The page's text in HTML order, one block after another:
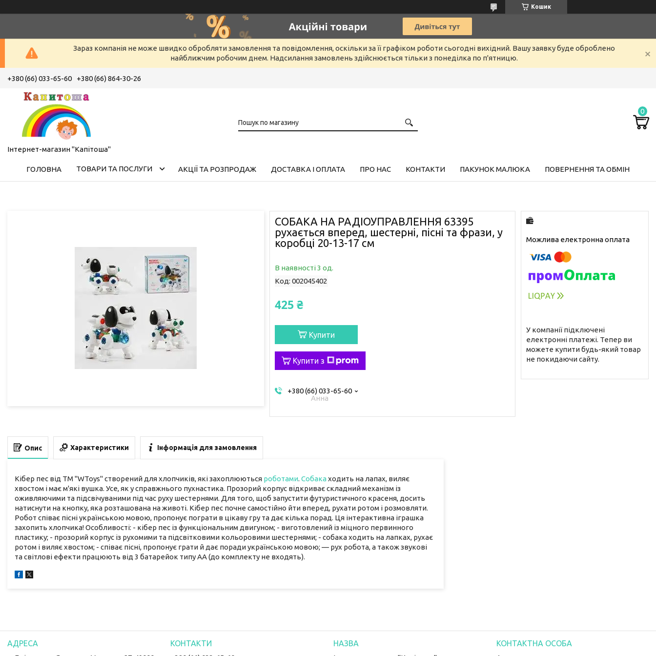
Кошик
Зараз компанія не може швидко обробляти замовлення та повідомлення, оскільки за її графіком роботи сьогодні вихідний. Вашу заявку буде оброблено
найближчим робочим днем. Надсилання замовлень здійснюється тільки з понеділка по п'ятницю.
+380 (66) 033-65-60 +380 (66) 864-30-26
Інтернет-магазин "Капітоша"
ГОЛОВНА ТОВАРИ ТА ПОСЛУГИ АКЦІЇ ТА РОЗПРОДАЖ ДОСТАВКА І ОПЛАТА ПРО НАС КОНТАКТИ ПАКУНОК МАЛЮКА ПОВЕРНЕННЯ ТА ОБМІН
СОБАКА НА РАДІОУПРАВЛЕННЯ 63395
рухається вперед, шестерні, пісні та фрази, у
коробці 20-13-17 см
В наявності 3 од.
Код: 002045402
425 ₴
Купити
Купити з
+380 (66) 033-65-60
Анна
У компанії підключені
електронні платежі. Тепер ви
можете купити будь-який товар
не покидаючи сайту.
Опис Характеристики Інформація для замовлення
Кібер пес від ТМ "WToys" створений для хлопчиків, які захоплюються роботами. Собакаходить на лапах, виляє
хвостом і має м'які вушка. Усе, як у справжнього пухнастика. Прозорий корпус відкриває складний механізм із
оживляючими та підсвічуваними під час руху шестернями. Для того, щоб запустити футуристичного красеня, досить
натиснути на кнопку, яка розташована на животі. Кібер пес почне самостійно йти вперед, рухати ротом і розмовляти.
Робот співає пісні українською мовою, пропонує пограти в цікаву гру та дає кілька порад. Ця інтерактивна іграшка
захопить хлопчика! Особливості: - кібер пес із функціональним двигуном; - виготовлений із міцного первинного
пластику; - прозорий корпус із рухомими та підсвітковими кольоровими шестернями; - собака ходить на лапках, рухає
ротом і виляє хвостом; - співає пісні, пропонує грати й дає поради українською мовою; — рух робота, а також звукові
та світлові ефекти працюють від 3 батарейок типу АА (до комплекту не входять).